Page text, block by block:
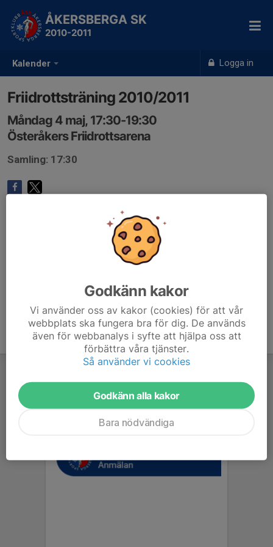
Kalender Logga in
ÅKERSBERGA SK
2010-2011
Friidrottsträning 2010/2011
Måndag 4 maj, 17:30-19:30
Österåkers Friidrottsarena
Samling: 17:30
Godkänn kakor
Vi använder oss av kakor (cookies) för att vår
webbplats ska fungera bra för dig. De används
även för webbanalys i syfte att hjälpa oss att
förbättra våra tjänster.
Så använder vi cookies
Godkänn alla kakor
Bara nödvändiga